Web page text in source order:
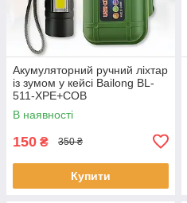
Акумуляторний ручний ліхтар
із зумом у кейсі Bailong BL-
511-XPE+COB
В наявності
150 ₴ 350 ₴
Купити